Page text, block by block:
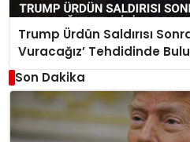
Trump Ürdün Saldırısı
Vuracağız’ Tehdidinde
Son Dakika